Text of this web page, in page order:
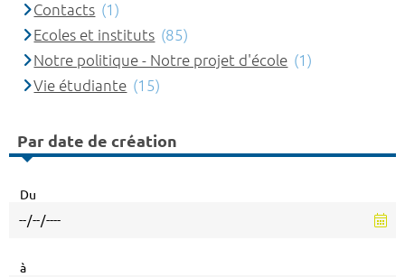
Contacts (1)
Ecoles et instituts (85)
Notre politique - Notre projet d'école (1)
Vie étudiante (15)
Par date de création
Du
à